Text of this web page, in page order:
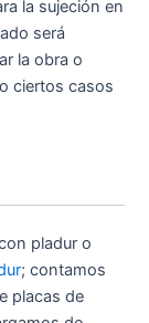
la sujeción en
será
la obra o
ciertos casos
pladur o
; contamos
placas de